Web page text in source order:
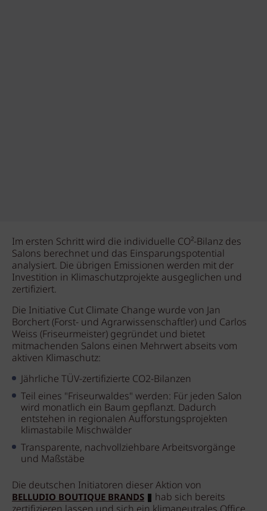
Im ersten Schritt wird die individuelle CO²-Bilanz des
Salons berechnet und das Einsparungspotential
analysiert. Die übrigen Emissionen werden mit der
Investition in Klimaschutzprojekte ausgeglichen und
zertifiziert.
Die Initiative Cut Climate Change wurde von Jan
Borchert (Forst- und Agrarwissenschaftler) und Carlos
Weiss (Friseurmeister) gegründet und bietet
mitmachenden Salons einen Mehrwert abseits vom
aktiven Klimaschutz:
Jährliche TÜV-zertifizierte CO2-Bilanzen
Teil eines "Friseurwaldes" werden: Für jeden Salon
wird monatlich ein Baum gepflanzt. Dadurch
entstehen in regionalen Aufforstungsprojekten
klimastabile Mischwälder
Transparente, nachvollziehbare Arbeitsvorgänge
und Maßstäbe
Die deutschen Initiatoren dieser Aktion von
BELLUDIO BOUTIQUE BRANDS
hab sich bereits